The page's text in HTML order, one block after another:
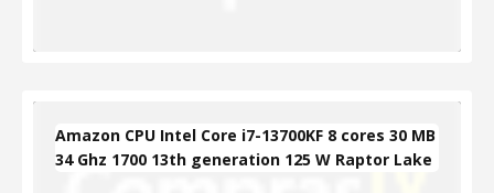
Amazon CPU Intel Core i7-13700KF 8 cores 30 MB
34 Ghz 1700 13th generation 125 W Raptor Lake